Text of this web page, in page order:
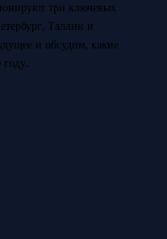
три ключевых
Таллин и
и обсудим, какие